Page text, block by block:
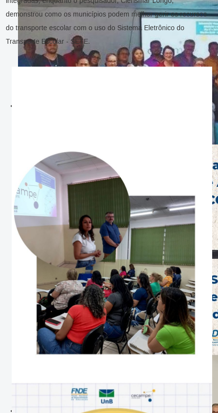
demonstrou como os municípios podem melhor gerir os recursos
do transporte escolar com o uso do Sistema Eletrônico do
Transporte Escolar - SETE.